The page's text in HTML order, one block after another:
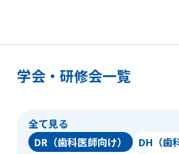
学会・研修会一覧
全て見る
DR（歯科医師向け）
DH（歯